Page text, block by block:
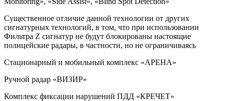
Существенное отличие данной технологии от других
сигнатурных технологий, в том, что при использовании
Фильтра Z сигнатур не будут блокированы настоящие
полицейские радары, в частности, но не ограничиваясь
Стационарный и мобильный комплекс «АРЕНА»
Ручной радар «ВИЗИР»
Комплекс фиксации нарушений ПДД «КРЕЧЕТ»